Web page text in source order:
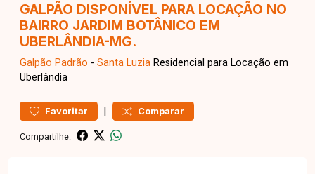
GALPÃO DISPONÍVEL PARA LOCAÇÃO NO
BAIRRO JARDIM BOTÂNICO EM
UBERLÂNDIA-MG.
Galpão Padrão - Santa Luzia Residencial para Locação em
Uberlândia
Favoritar | Comparar
Compartilhe: